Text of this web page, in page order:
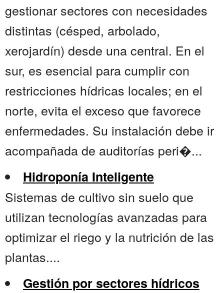
gestionar sectores con necesidades
distintas (césped, arbolado,
xerojardín) desde una central. En el
sur, es esencial para cumplir con
restricciones hídricas locales; en el
norte, evita el exceso que favorece
enfermedades. Su instalación debe ir
acompañada de auditorías peri�...
Hidroponía Inteligente
Sistemas de cultivo sin suelo que
utilizan tecnologías avanzadas para
optimizar el riego y la nutrición de las
plantas....
Gestión por sectores hídricos